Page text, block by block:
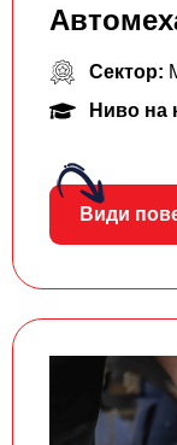
Сектор:
Ниво на
Види